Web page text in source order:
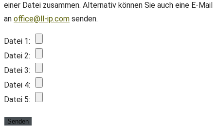
einer Datei zusammen. Alternativ können Sie auch eine E-Mail
an office@ll-ip.com senden.
Datei 1:
Datei 2:
Datei 3:
Datei 4:
Datei 5: